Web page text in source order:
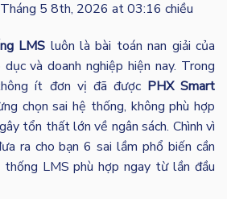
5 8th, 2026 at 03:16 chiều
LMS luôn là bài toán nan giải của
và doanh nghiệp hiện nay. Trong
ít đơn vị đã được PHX Smart
chọn sai hệ thống, không phù hợp
tổn thất lớn về ngân sách. Chình vì
ra cho bạn 6 sai lầm phổ biến cần
LMS phù hợp ngay từ lần đầu